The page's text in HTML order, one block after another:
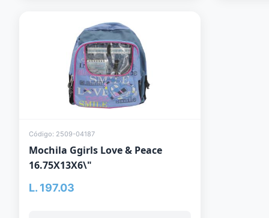
Código: 2509-04187
Mochila Ggirls Love & Peace
16.75X13X6\"
L. 197.03